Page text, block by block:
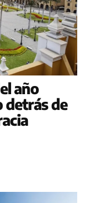
año
detrás de